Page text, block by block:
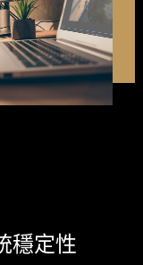
穩定性